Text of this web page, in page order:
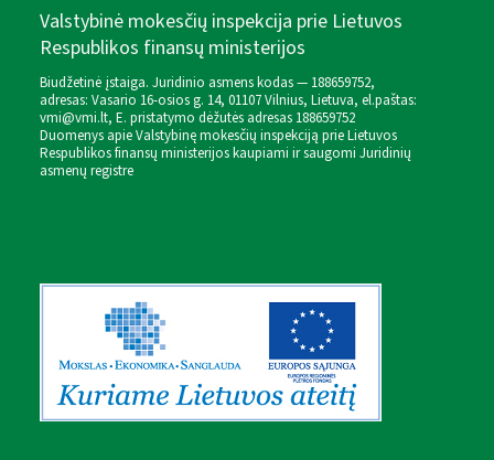
Valstybinė mokesčių inspekcija prie Lietuvos
Respublikos finansų ministerijos
Biudžetinė įstaiga. Juridinio asmens kodas — 188659752,
adresas: Vasario 16-osios g. 14, 01107 Vilnius, Lietuva, el.paštas:
vmi@vmi.lt, E. pristatymo dėžutės adresas 188659752
Duomenys apie Valstybinę mokesčių inspekciją prie Lietuvos
Respublikos finansų ministerijos kaupiami ir saugomi Juridinių
asmenų registre